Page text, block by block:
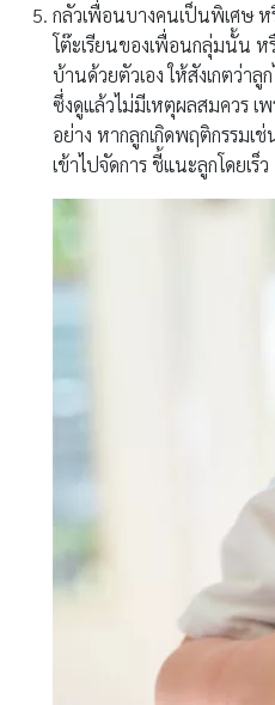
กลัวเพื่อนบางคนเป็นพิเศษ
โต๊ะเรียนของเพื่อนกลุ่มนั้น ห
บ้านด้วยตัวเอง ให้สังเกตว่าลู
ซึ่งดูแล้วไม่มีเหตุผลสมควร เ
อย่าง หากลูกเกิดพฤติกรรมเ
เข้าไปจัดการ ชี้แนะลูกโดยเร็ว